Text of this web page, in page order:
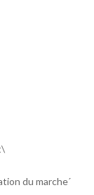
du marcheˊ